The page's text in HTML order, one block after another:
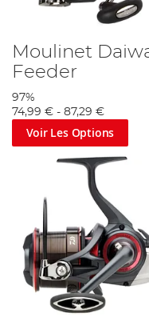
Moulinet
Feeder
97%
74,99 € - 87,29 €
Voir Les Options